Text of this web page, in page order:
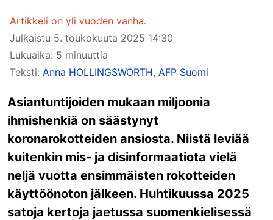
Artikkeli on yli vuoden vanha.
Julkaistu 5. toukokuuta 2025 14:30
Lukuaika: 5 minuuttia
Teksti: Anna HOLLINGSWORTH, AFP Suomi
Asiantuntijoiden mukaan miljoonia
ihmishenkiä on säästynyt
koronarokotteiden ansiosta. Niistä leviää
kuitenkin mis- ja disinformaatiota vielä
neljä vuotta ensimmäisten rokotteiden
käyttöönoton jälkeen. Huhtikuussa 2025
satoja kertoja jaetussa suomenkielisessä